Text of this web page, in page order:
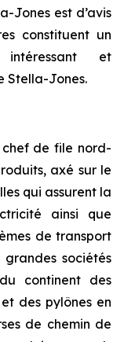
Jones est d’avis
constituent un
et
Stella-Jones.
chef de file nord-
axé sur le
qui assurent la
ainsi que
de transport
sociétés
continent des
des pylônes en
de chemin de